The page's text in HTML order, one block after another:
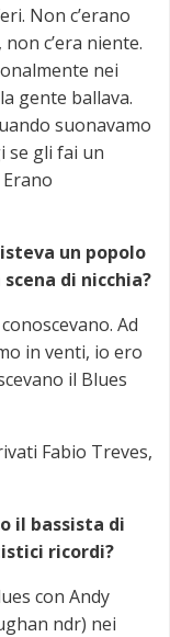
Non c’erano
c’era niente.
nei
gente ballava.
suonavamo
se gli fai un
un popolo
di nicchia?
Ad
in venti, io ero
il Blues
Fabio Treves,
il bassista di
ricordi?
con Andy
ndr) nei